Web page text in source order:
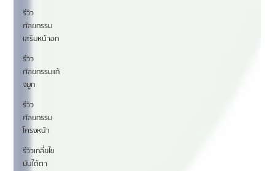
รีวิว
ศัลยกรรม
เสริมหน้าอก
รีวิว
ศัลยกรรมแก้
จมูก
รีวิว
ศัลยกรรม
โครงหน้า
รีวิวเกลี่ยไข
มันใต้ตา